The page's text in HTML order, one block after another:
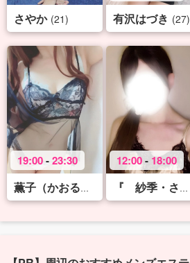
さやか (21) 有沢はづき (27)
19:00-23:30
薫子（かおるこ）♡X-rank (33)
12:00- 18:00
『 紗季・さき 』♡S